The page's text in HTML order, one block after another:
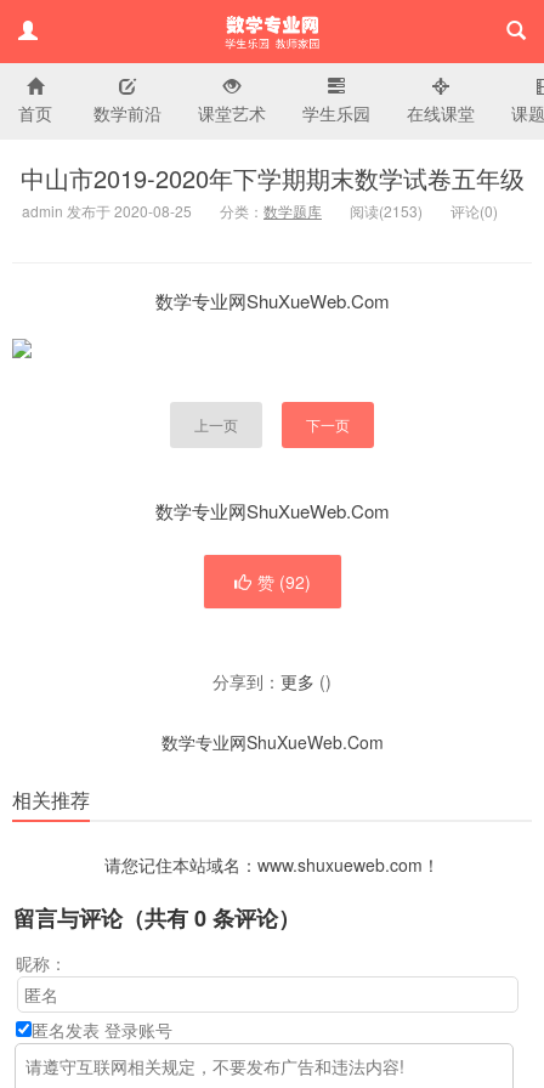
小学数学专业网
首页 数学前沿 课堂艺术 学生乐园 在线课堂 课
中山市2019-2020年下学期期末数学试卷五年级
admin 发布于 2020-08-25 分类： 数学题库 阅读(2153) 评论(0)
数学专业网ShuXueWeb.Com
上一页 下一页
数学专业网ShuXueWeb.Com
赞 (92)
分享到： 更多 ()
数学专业网ShuXueWeb.Com
相关推荐
请您记住本站域名：www.shuxueweb.com！
留言与评论（共有0条评论）
昵称：
匿名发表 登录账号